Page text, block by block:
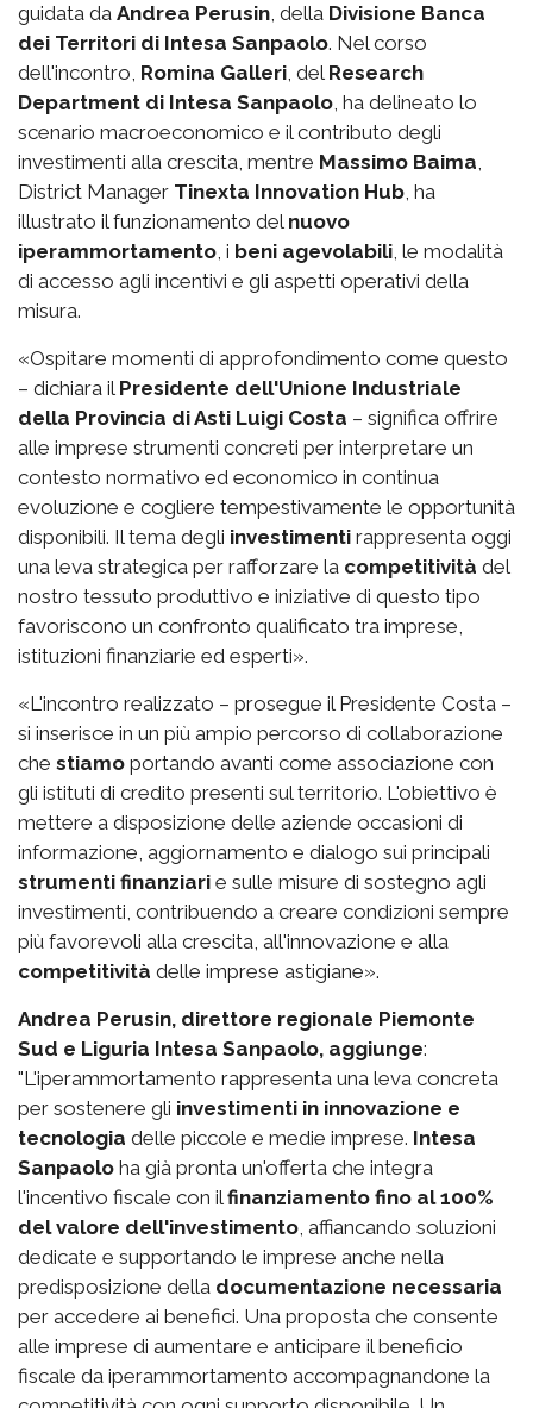
guidata da Andrea Perusin, della Divisione Banca
dei Territori di Intesa Sanpaolo. Nel corso
dell'incontro, Romina Galleri, del Research
Department di Intesa Sanpaolo, ha delineato lo
scenario macroeconomico e il contributo degli
investimenti alla crescita, mentre Massimo Baima,
District Manager Tinexta Innovation Hub, ha
illustrato il funzionamento del nuovo
iperammortamento, i beni agevolabili, le modalità
di accesso agli incentivi e gli aspetti operativi della
misura.
«Ospitare momenti di approfondimento come questo
– dichiara il Presidente dell'Unione Industriale
della Provincia di Asti Luigi Costa – significa offrire
alle imprese strumenti concreti per interpretare un
contesto normativo ed economico in continua
evoluzione e cogliere tempestivamente le opportunità
disponibili. Il tema degli investimenti rappresenta oggi
una leva strategica per rafforzare la competitività del
nostro tessuto produttivo e iniziative di questo tipo
favoriscono un confronto qualificato tra imprese,
istituzioni finanziarie ed esperti».
«L'incontro realizzato – prosegue il Presidente Costa –
si inserisce in un più ampio percorso di collaborazione
che stiamo portando avanti come associazione con
gli istituti di credito presenti sul territorio. L'obiettivo è
mettere a disposizione delle aziende occasioni di
informazione, aggiornamento e dialogo sui principali
strumenti finanziari e sulle misure di sostegno agli
investimenti, contribuendo a creare condizioni sempre
più favorevoli alla crescita, all'innovazione e alla
competitività delle imprese astigiane».
Andrea Perusin, direttore regionale Piemonte
Sud e Liguria Intesa Sanpaolo, aggiunge:
"L'iperammortamento rappresenta una leva concreta
per sostenere gli investimenti in innovazione e
tecnologia delle piccole e medie imprese. Intesa
Sanpaolo ha già pronta un'offerta che integra
l'incentivo fiscale con ilfinanziamento fino al 100%
del valore dell'investimento, affiancando soluzioni
dedicate e supportando le imprese anche nella
predisposizione della documentazione necessaria
per accedere ai benefici. Una proposta che consente
alle imprese di aumentare e anticipare il beneficio
fiscale da iperammortamento accompagnandone la